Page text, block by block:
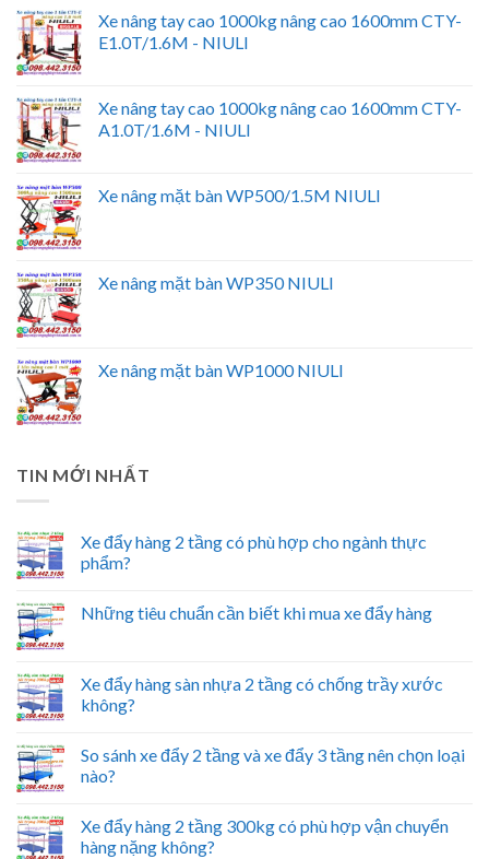
Xe nâng tay cao 1000kg nâng cao 1600mm CTY-
E1.0T/1.6M - NIULI
Xe nâng tay cao 1000kg nâng cao 1600mm CTY-
A1.0T/1.6M - NIULI
Xe nâng mặt bàn WP500/1.5M NIULI
Xe nâng mặt bàn WP350 NIULI
Xe nâng mặt bàn WP1000 NIULI
TIN MỚI NHẤT
Xe đẩy hàng 2 tầng có phù hợp cho ngành thực
phẩm?
Những tiêu chuẩn cần biết khi mua xe đẩy hàng
Xe đẩy hàng sàn nhựa 2 tầng có chống trầy xước
không?
So sánh xe đẩy 2 tầng và xe đẩy 3 tầng nên chọn loại
nào?
Xe đẩy hàng 2 tầng 300kg có phù hợp vận chuyển
hàng nặng không?